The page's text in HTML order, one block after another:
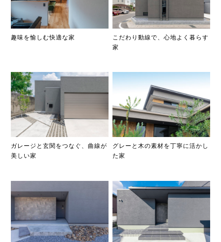
趣味を愉しむ快適な家
こだわり動線で、心地よく暮らす
家
ガレージと玄関をつなぐ、曲線が
美しい家
グレーと木の素材を丁寧に活かし
た家